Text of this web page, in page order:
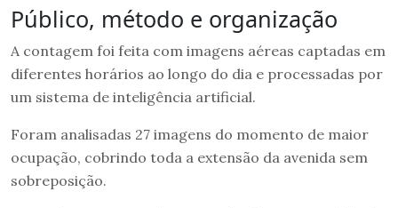
Público, método e organização
A contagem foi feita com imagens aéreas captadas em
diferentes horários ao longo do dia e processadas por
um sistema de inteligência artificial.
Foram analisadas 27 imagens do momento de maior
ocupação, cobrindo toda a extensão da avenida sem
sobreposição.